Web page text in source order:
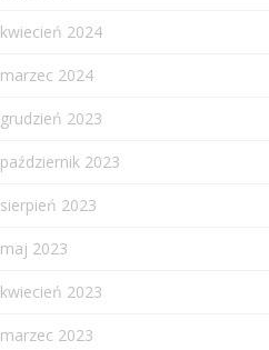
kwiecień 2024
marzec 2024
grudzień 2023
październik 2023
sierpień 2023
maj 2023
kwiecień 2023
marzec 2023